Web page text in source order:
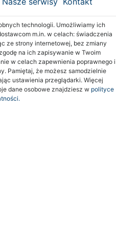
technologii. Umożliwiamy ich
m.in. w celach: świadczenia
ze strony internetowej, bez zmiany
na ich zapisywanie w Twoim
w celach zapewnienia poprawnego i
Pamiętaj, że możesz samodzielnie
ustawienia przeglądarki. Więcej
dane osobowe znajdziesz w polityce